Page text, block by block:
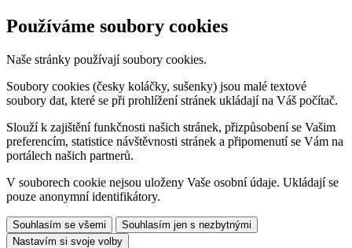
Používáme soubory cookies
Naše stránky používají soubory cookies.
Soubory cookies (česky koláčky, sušenky) jsou malé textové
soubory dat, které se při prohlížení stránek ukládají na Váš počítač.
Slouží k zajištění funkčnosti našich stránek, přizpůsobení se Vašim
preferencím, statistice návštěvnosti stránek a připomenutí se Vám na
portálech našich partnerů.
V souborech cookie nejsou uloženy Vaše osobní údaje. Ukládají se
pouze anonymní identifikátory.
Souhlasím se všemi
Souhlasím jen s nezbytnými
Nastavím si svoje volby